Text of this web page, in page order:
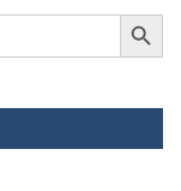
Search Button